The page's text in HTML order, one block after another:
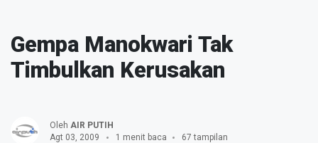
Gempa Manokwari Tak
Timbulkan Kerusakan
Oleh AIR PUTIH
Agt 03, 2009
1 menit baca 67 tampilan